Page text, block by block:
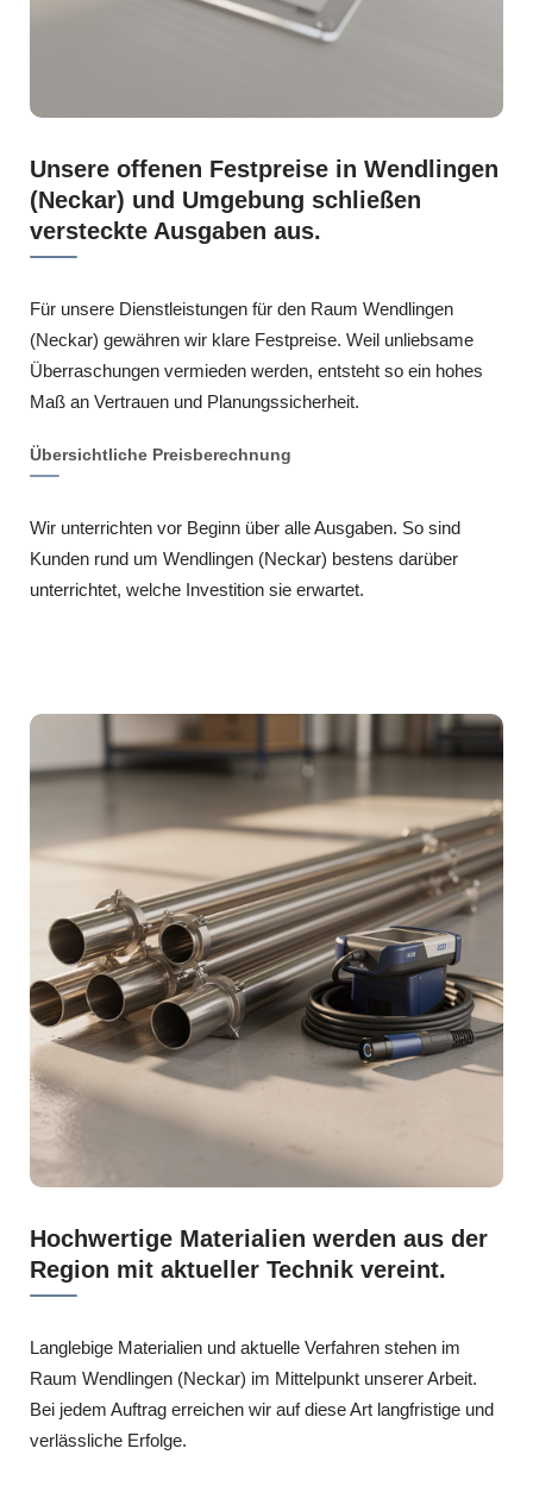
Unsere offenen Festpreise in Wendlingen
(Neckar) und Umgebung schließen
versteckte Ausgaben aus.
Für unsere Dienstleistungen für den Raum Wendlingen
(Neckar) gewähren wir klare Festpreise. Weil unliebsame
Überraschungen vermieden werden, entsteht so ein hohes
Maß an Vertrauen und Planungssicherheit.
Übersichtliche Preisberechnung
Wir unterrichten vor Beginn über alle Ausgaben. So sind
Kunden rund um Wendlingen (Neckar) bestens darüber
unterrichtet, welche Investition sie erwartet.
Hochwertige Materialien werden aus der
Region mit aktueller Technik vereint.
Langlebige Materialien und aktuelle Verfahren stehen im
Raum Wendlingen (Neckar) im Mittelpunkt unserer Arbeit.
Bei jedem Auftrag erreichen wir auf diese Art langfristige und
verlässliche Erfolge.